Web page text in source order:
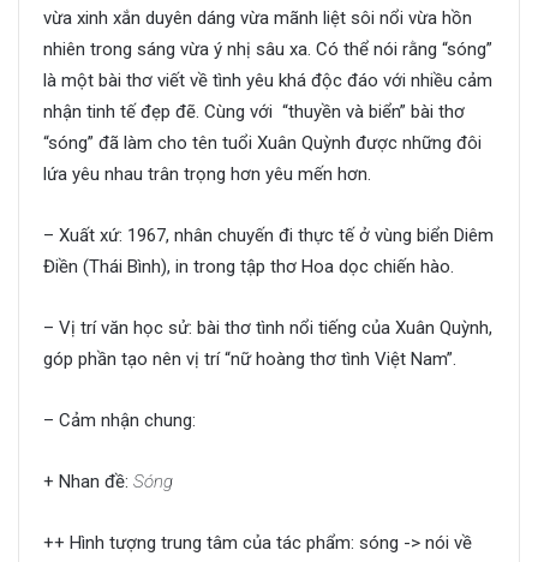
vừa xinh xắn duyên dáng vừa mãnh liệt sôi nổi vừa hồn
nhiên trong sáng vừa ý nhị sâu xa. Có thể nói rằng “sóng”
là một bài thơ viết về tình yêu khá độc đáo với nhiều cảm
nhận tinh tế đẹp đẽ. Cùng với “thuyền và biển” bài thơ
“sóng” đã làm cho tên tuổi Xuân Quỳnh được những đôi
lứa yêu nhau trân trọng hơn yêu mến hơn.
– Xuất xứ: 1967, nhân chuyến đi thực tế ở vùng biển Diêm
Điền (Thái Bình), in trong tập thơ Hoa dọc chiến hào.
– Vị trí văn học sử: bài thơ tình nổi tiếng của Xuân Quỳnh,
góp phần tạo nên vị trí “nữ hoàng thơ tình Việt Nam”.
– Cảm nhận chung:
+ Nhan đề: Sóng
++ Hình tượng trung tâm của tác phẩm: sóng -> nói về